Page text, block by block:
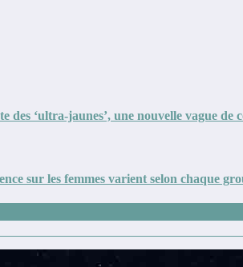
des ‘ultra-jaunes’, une nouvelle vague de
sur les femmes varient selon chaque